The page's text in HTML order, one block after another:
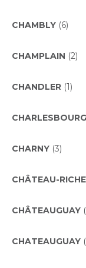
CHAMBLY (6)
CHAMPLAIN (2)
CHANDLER (1)
CHARLESBOURG
CHARNY (3)
CHÂTEAU-
CHÂTEAUGUAY
CHATEAUGUAY